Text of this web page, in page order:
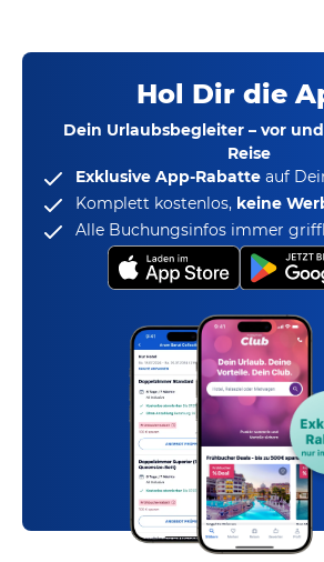
Hol Dir die
Dein Urlaubsbegleiter – vor
Reise
Exklusive App-Rabatte auf
Komplett kostenlos, keine
Alle Buchungsinfos immer